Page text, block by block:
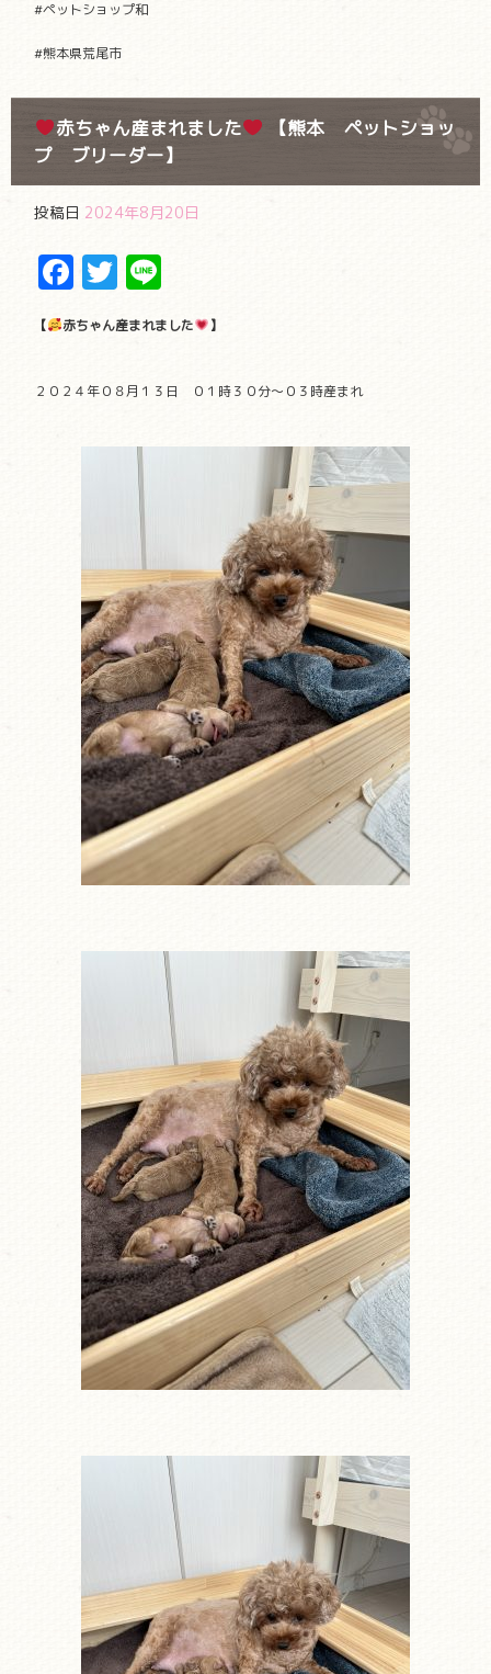
#ペットショップ和
#熊本県荒尾市
赤ちゃん産まれました
【熊本 ペットショッ
プ ブリーダー】
投稿日 2024年8月20日
Facebook
Twitter
【 赤ちゃん産まれました 】
２０２４年０８月１３日 ０１時３０分〜０３時産まれ